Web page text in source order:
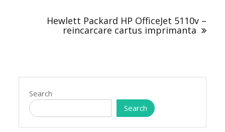
Hewlett Packard HP OfficeJet 5110v –
reincarcare cartus imprimanta
Search
Search